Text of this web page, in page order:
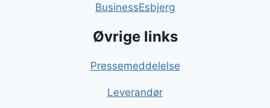
BusinessEsbjerg
Øvrige links
Pressemeddelelse
Leverandør